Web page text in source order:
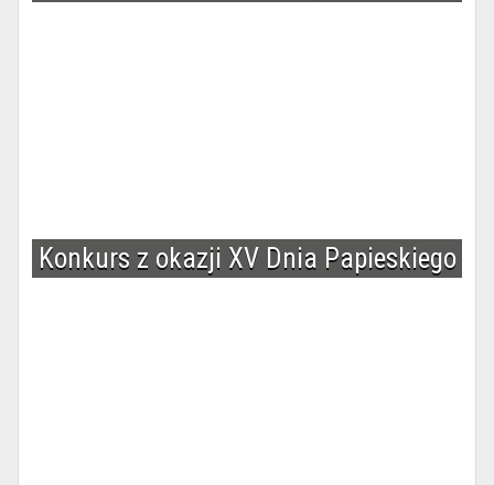
Konkurs z okazji XV Dnia Papieskiego